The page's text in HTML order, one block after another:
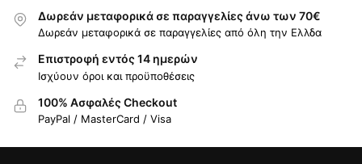
Δωρεάν μεταφορικά σε παραγγελίες άνω των 70€
Δωρεάν μεταφορικά σε παραγγελίες από όλη την Ελλδα
Επιστροφή εντός 14 ημερών
Ισχύουν όροι και προϋποθέσεις
100% Ασφαλές Checkout
PayPal / MasterCard / Visa